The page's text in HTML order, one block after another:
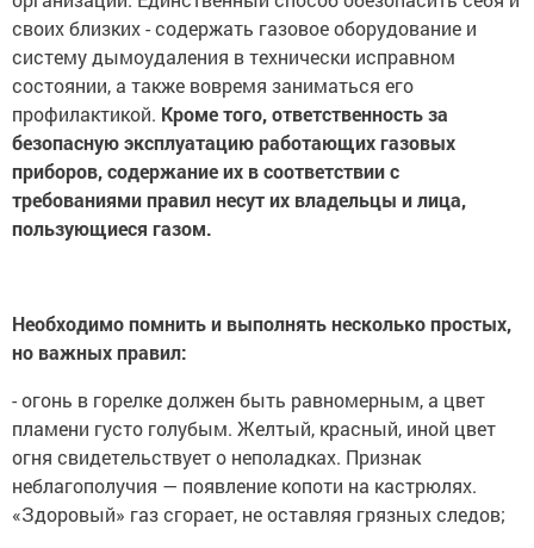
своих близких - содержать газовое оборудование и
систему дымоудаления в технически исправном
состоянии, а также вовремя заниматься его
профилактикой. Кроме того, ответственность за
безопасную эксплуатацию работающих газовых
приборов, содержание их в соответствии с
требованиями правил несут их владельцы и лица,
пользующиеся газом.
Необходимо помнить и выполнять несколько простых,
но важных правил:
- огонь в горелке должен быть равномерным, а цвет
пламени густо голубым. Желтый, красный, иной цвет
огня свидетельствует о неполадках. Признак
неблагополучия — появление копоти на кастрюлях.
«Здоровый» газ сгорает, не оставляя грязных следов;